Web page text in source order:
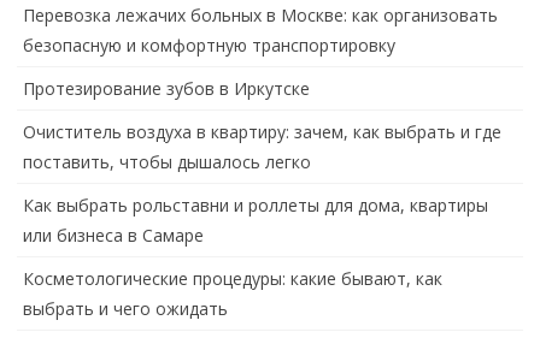
Перевозка лежачих больных в Москве: как организовать
безопасную и комфортную транспортировку
Протезирование зубов в Иркутске
Очиститель воздуха в квартиру: зачем, как выбрать и где
поставить, чтобы дышалось легко
Как выбрать рольставни и роллеты для дома, квартиры
или бизнеса в Самаре
Косметологические процедуры: какие бывают, как
выбрать и чего ожидать